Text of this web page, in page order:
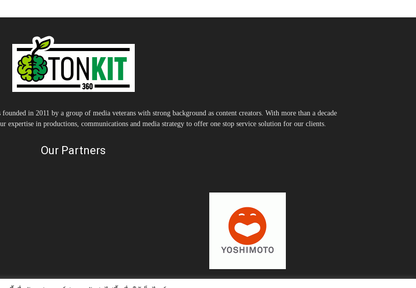
in 2011 by a group of media veterans with strong background as content creators. With more than a decade
expertise in productions, communications and media strategy to offer one stop service solution for our clients.
Our Partners